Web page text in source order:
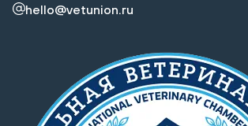
hello@vetunion.ru